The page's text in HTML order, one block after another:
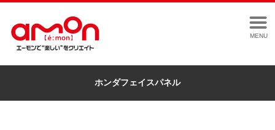
MENU
ホンダフェイスパネル